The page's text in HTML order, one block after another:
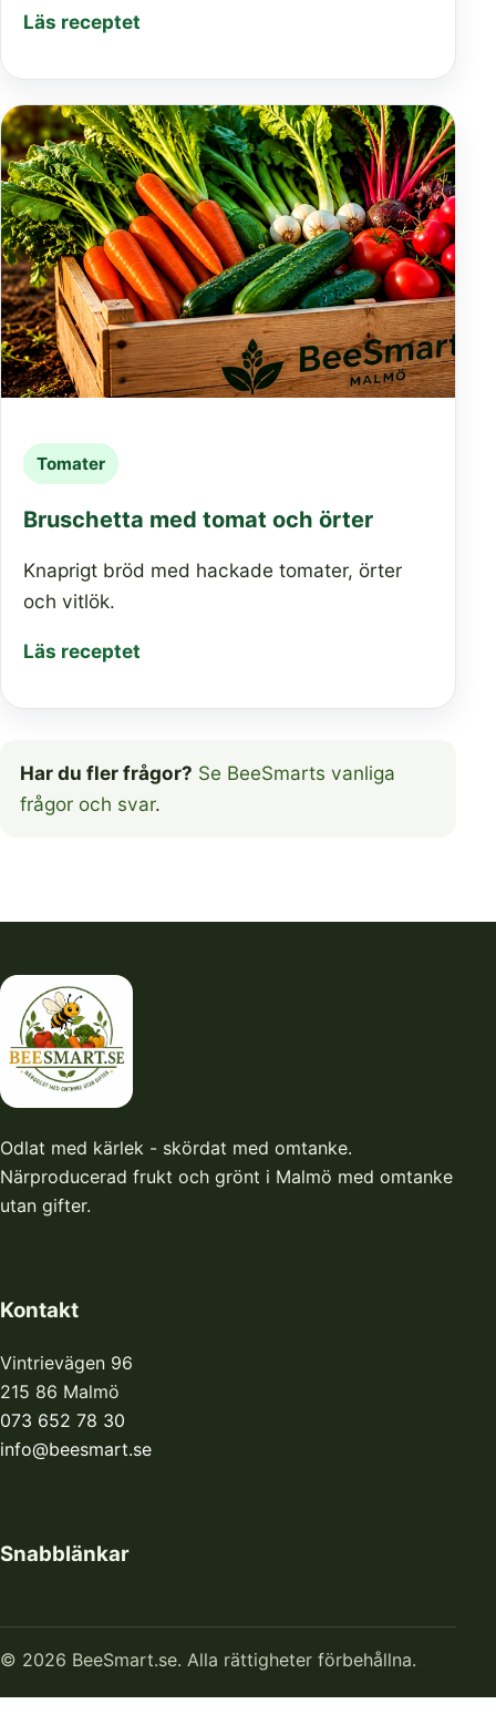
Läs receptet
Tomater
Bruschetta med tomat och örter
Knaprigt bröd med hackade tomater, örter
och vitlök.
Läs receptet
Har du fler frågor? Se BeeSmarts vanliga
frågor och svar.
Odlat med kärlek - skördat med omtanke.
Närproducerad frukt och grönt i Malmö med omtanke
utan gifter.
Kontakt
Vintrievägen 96
215 86 Malmö
073 652 78 30
info@beesmart.se
Snabblänkar
© 2026 BeeSmart.se. Alla rättigheter förbehållna.